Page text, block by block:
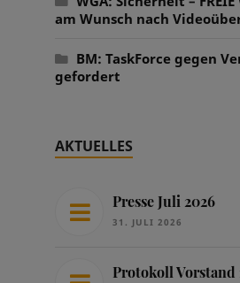
am Wunsch nach
BM: TaskForce gegen
gefordert
AKTUELLES
Presse Juli 2026
31. JULI 2026
Protokoll Vorstand